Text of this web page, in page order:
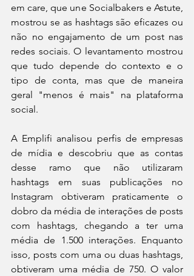
em care, que une Socialbakers e Astute,
mostrou se as hashtags são eficazes ou
não no engajamento de um post nas
redes sociais. O levantamento mostrou
que tudo depende do contexto e o
tipo de conta, mas que de maneira
geral "menos é mais" na plataforma
social.
A Emplifi analisou perfis de empresas
de mídia e descobriu que as contas
desse ramo que não utilizaram
hashtags em suas publicações no
Instagram obtiveram praticamente o
dobro da média de interações de posts
com hashtags, chegando a ter uma
média de 1.500 interações. Enquanto
isso, posts com uma ou duas hashtags,
obtiveram uma média de 750. O valor